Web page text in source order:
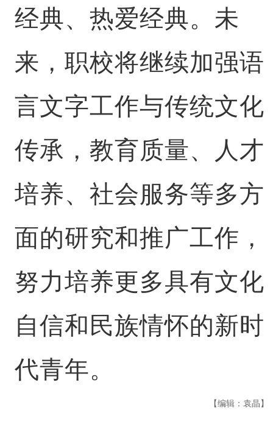
经典、热爱经典。未
来，职校将继续加强语
言文字工作与传统文化
传承，教育质量、人才
培养、社会服务等多方
面的研究和推广工作，
努力培养更多具有文化
自信和民族情怀的新时
代青年。
【编辑：袁晶】